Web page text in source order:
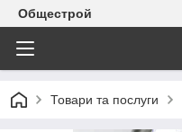
Общестрой
Товари та послуги